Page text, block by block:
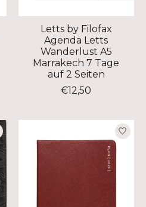
Letts by Filofax
Agenda Letts
Wanderlust A5
Marrakech 7 Tage
auf 2 Seiten
€12,50